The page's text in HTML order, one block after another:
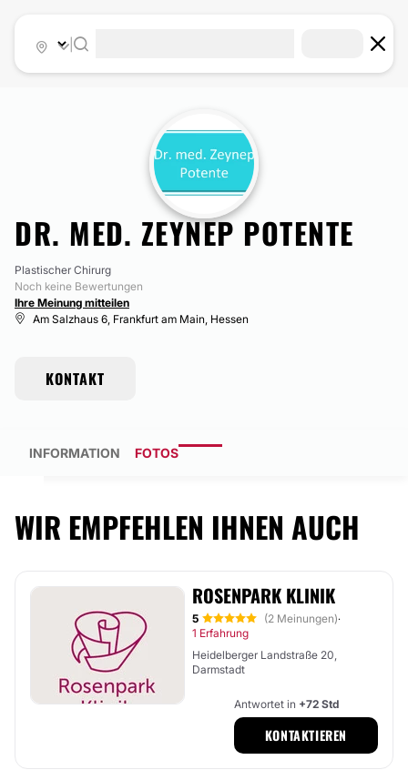
DR. MED. ZEYNEP POTENTE
Plastischer Chirurg
Noch keine Bewertungen
Ihre Meinung mitteilen
Am Salzhaus 6, Frankfurt am Main, Hessen
KONTAKT
INFORMATION FOTOS
WIR EMPFEHLEN IHNEN AUCH
ROSENPARK KLINIK
5 (2 Meinungen)·
1 Erfahrung
Heidelberger Landstraße 20,
Darmstadt
Antwortet in +72 Std
KONTAKTIEREN